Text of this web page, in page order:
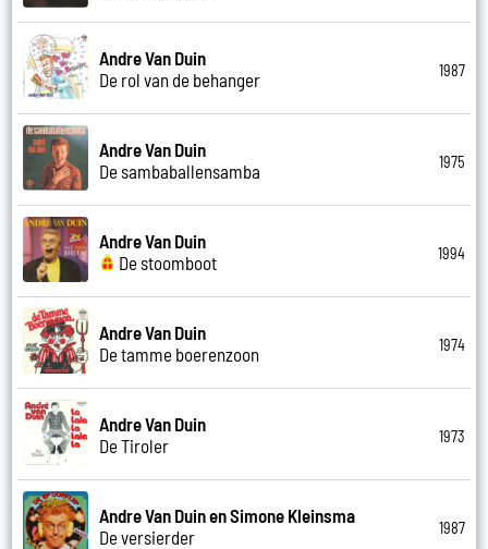
Andre Van Duin
De rol van de behanger
1987
Andre Van Duin
De sambaballensamba
1975
Andre Van Duin
De stoomboot
1994
Andre Van Duin
De tamme boerenzoon
1974
Andre Van Duin
De Tiroler
1973
Andre Van Duin en Simone Kleinsma
De versierder
1987